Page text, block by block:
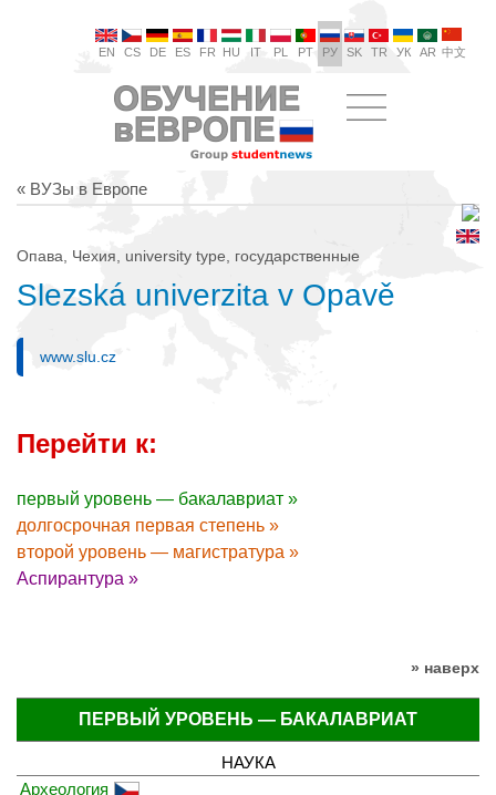
EN CS DE ES FR HU IT PL PT РУ SK TR УК AR 中文
« ВУЗы в Европе
Опава, Чехия, university type, государственные
Slezská univerzita v Opavě
www.slu.cz
Перейти к:
первый уровень — бакалавриат »
долгосрочная первая степень »
второй уровень — магистратура »
Аспирантура »
» наверх
ПЕРВЫЙ УРОВЕНЬ — БАКАЛАВРИАТ
НАУКА
Археология